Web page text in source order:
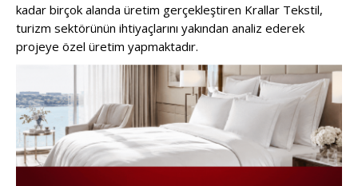
kadar birçok alanda üretim gerçekleştiren Krallar Tekstil,
turizm sektörünün ihtiyaçlarını yakından analiz ederek
projeye özel üretim yapmaktadır.